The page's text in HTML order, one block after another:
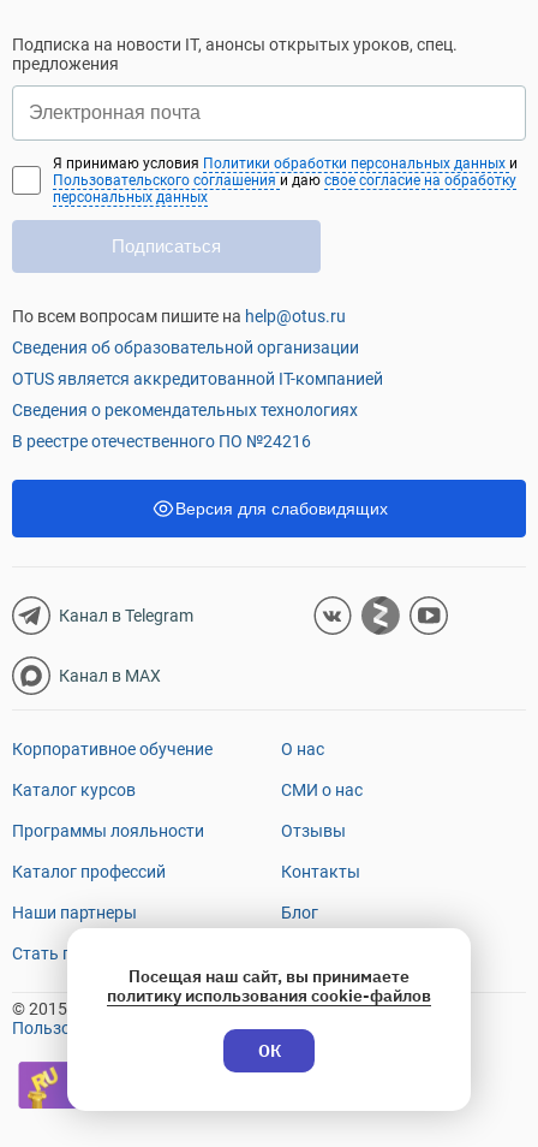
Посещая наш сайт, вы принимаете
политику использования cookie-файлов
ОК
Подписка на новости IT, анонсы открытых уроков, спец.
предложения
Подписаться
Я принимаю условия Политики обработки персональных данных и
Пользовательского соглашения и даю свое согласие на обработку
персональных данных
По всем вопросам пишите на help@otus.ru
Сведения об образовательной организации
OTUS является аккредитованной IT-компанией
Сведения о рекомендательных технологиях
В реестре отечественного ПО №24216
Версия для слабовидящих
Канал в Telegram
Канал в MAX
Корпоративное обучение
Каталог курсов
Программы лояльности
Каталог профессий
Наши партнеры
Стать преподавателем
О нас
СМИ о нас
Отзывы
Контакты
Блог
© 2015-2026 OTUS
Пользовательское соглашение